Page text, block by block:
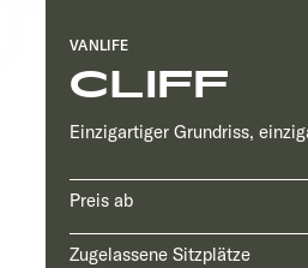
CLIFF
VANLIFE
Einzigartiger Grundriss,
Preis ab
Zugelassene Sitzplätze